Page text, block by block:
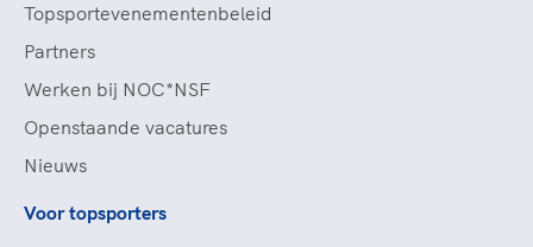
Topsportevenementenbeleid
Partners
Werken bij NOC*NSF
Openstaande vacatures
Nieuws
Voor topsporters